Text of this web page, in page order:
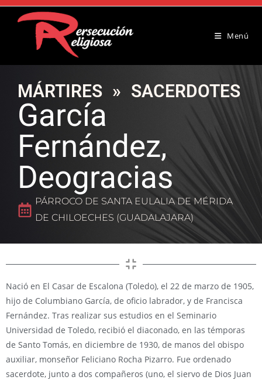
Menú
MÁRTIRES » SACERDOTES
García
Fernández,
Deogracias
PÁRROCO DE SANTA EULALIA DE MÉRIDA
DE CHILOECHES (GUADALAJARA)
Nació en El Casar de Escalona (Toledo), el 22 de marzo de 1905,
hijo de Columbiano García, de oficio labrador, y de Francisca
Fernández. Tras realizar sus estudios en el Seminario
Universidad de Toledo, recibió el diaconado, en las témporas
de Santo Tomás, en diciembre de 1930, de manos del obispo
auxiliar, monseñor Feliciano Rocha Pizarro. Fue ordenado
sacerdote, junto a dos compañeros (uno, el siervo de Dios Juan